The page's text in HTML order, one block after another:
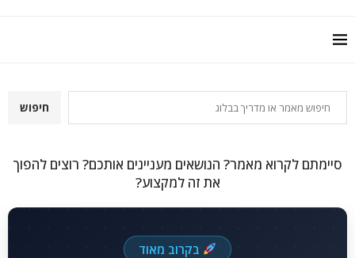
חיפוש
סיימתם לקרוא מאמר? הנושאים מעניינים אותכם? רוצים להפוך
את זה למקצוע?
בקרוב מאוד